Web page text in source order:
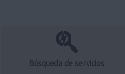
Búsqueda de servicios